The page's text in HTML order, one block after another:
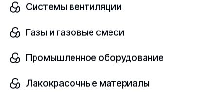
Системы вентиляции
Газы и газовые смеси
Промышленное оборудование
Лакокрасочные материалы